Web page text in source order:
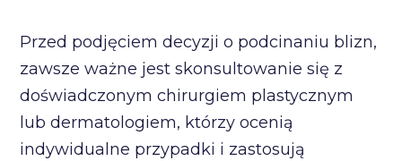
Przed podjęciem decyzji o podcinaniu blizn,
zawsze ważne jest skonsultowanie się z
doświadczonym chirurgiem plastycznym
lub dermatologiem, którzy ocenią
indywidualne przypadki i zastosują